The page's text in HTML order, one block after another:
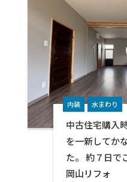
内装 水まわり
中古住宅購入時
を一新してか
た。 約７日でここまで仕上がります。
岡山リフォ